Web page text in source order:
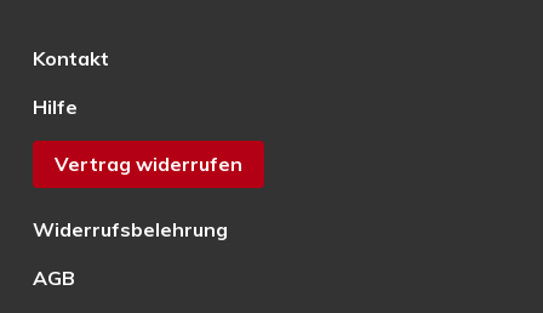
Kontakt
Hilfe
Vertrag widerrufen
Widerrufsbelehrung
AGB